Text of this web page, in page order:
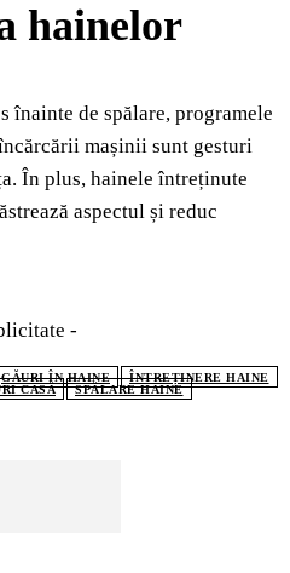
hainelor
înainte de spălare, programele
mașinii sunt gesturi
În plus, hainele întreținute
aspectul și reduc
-
GĂURI ÎN HAINE
ÎNTREȚINERE HAINE
CASĂ
SPĂLARE HAINE